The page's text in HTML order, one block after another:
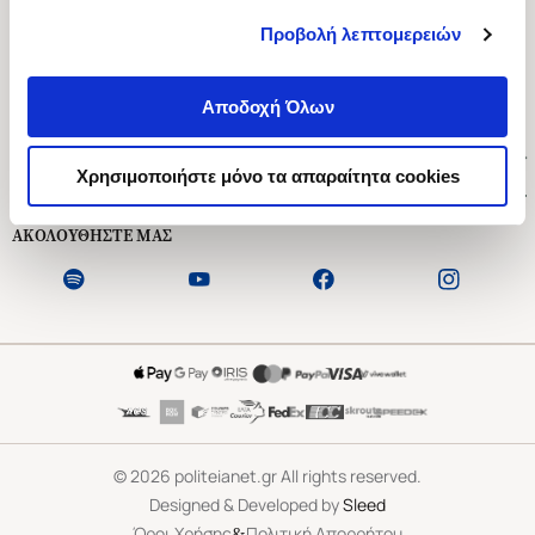
Προβολή λεπτομερειών
Αποδοχή Όλων
Χρησιμοποιήστε μόνο τα απαραίτητα cookies
Ασκληπιού 1-3, Αθήνα 106 79
Δευτέρα - Παρασκευή 09:00-21:00
Εξυπηρέτηση Πελατών
ΑΚΟΛΟΥΘΗΣΤΕ ΜΑΣ
©2026 politeianet.gr All rights reserved.
Designed & Developed bySleed